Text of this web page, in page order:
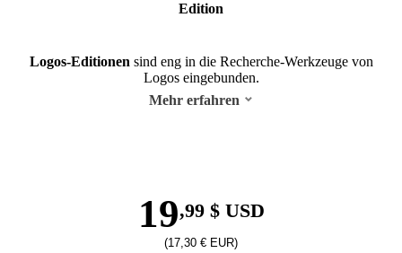
Edition
Logos-Editionen sind eng in die Recherche-Werkzeuge von
Logos eingebunden.
Mehr erfahren
19,99 $ USD
(17,30 € EUR)